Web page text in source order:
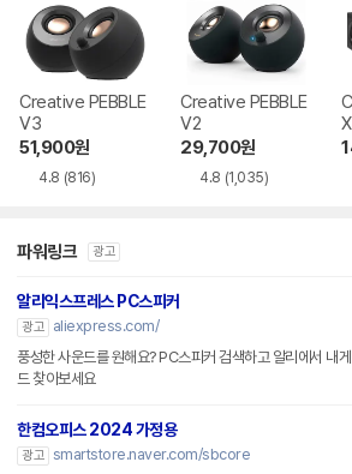
Creative PEBBLE
V3
51,900원
4.8 (816)
Creative PEBBLE
V2
29,700원
4.8 (1,035)
파워링크 광고
알리익스프레스 PC스피커
광고
aliexpress.com/
풍성한 사운드를 원해요? PC스피커 검색하고 알리에서 내
드 찾아보세요
한컴오피스 2024 가정용
광고 smartstore.naver.com/sbcore